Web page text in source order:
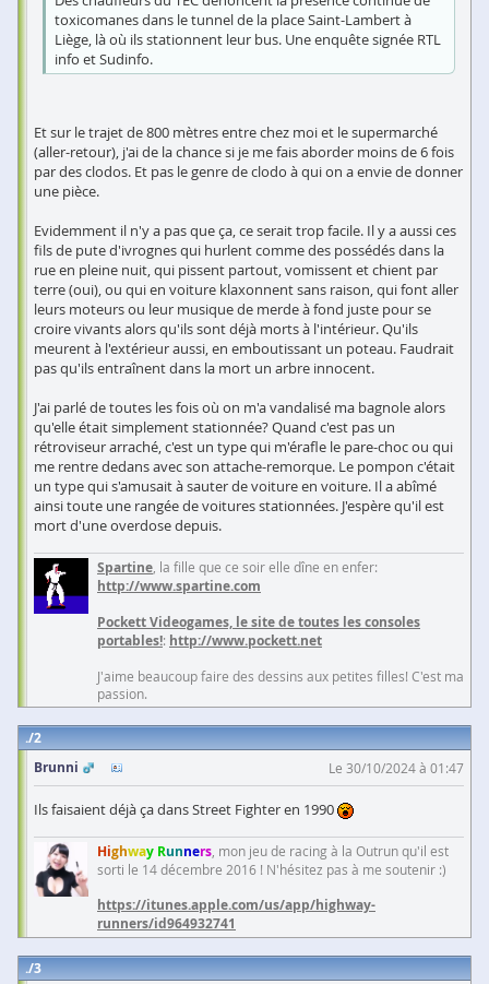
toxicomanes dans le tunnel de la place Saint-Lambert à
Liège, là où ils stationnent leur bus. Une enquête signée RTL
info et Sudinfo.
Et sur le trajet de 800 mètres entre chez moi et le supermarché
(aller-retour), j'ai de la chance si je me fais aborder moins de 6 fois
par des clodos. Et pas le genre de clodo à qui on a envie de donner
une pièce.
Evidemment il n'y a pas que ça, ce serait trop facile. Il y a aussi ces
fils de pute d'ivrognes qui hurlent comme des possédés dans la
rue en pleine nuit, qui pissent partout, vomissent et chient par
terre (oui), ou qui en voiture klaxonnent sans raison, qui font aller
leurs moteurs ou leur musique de merde à fond juste pour se
croire vivants alors qu'ils sont déjà morts à l'intérieur. Qu'ils
meurent à l'extérieur aussi, en emboutissant un poteau. Faudrait
pas qu'ils entraînent dans la mort un arbre innocent.
J'ai parlé de toutes les fois où on m'a vandalisé ma bagnole alors
qu'elle était simplement stationnée? Quand c'est pas un
rétroviseur arraché, c'est un type qui m'érafle le pare-choc ou qui
me rentre dedans avec son attache-remorque. Le pompon c'était
un type qui s'amusait à sauter de voiture en voiture. Il a abîmé
ainsi toute une rangée de voitures stationnées. J'espère qu'il est
mort d'une overdose depuis.
Spartine , la fille que ce soir elle dîne en enfer:
http://www.spartine.com
Pockett Videogames, le site de toutes les consoles
portables!: http://www.pockett.net
J'aime beaucoup faire des dessins aux petites filles! C'est ma
passion.
2
Brunni
Le 30/10/2024 à 01:47
Ils faisaient déjà ça dans Street Fighter en 1990
Highway Runners , mon jeu de racing à la Outrun qu'il est
sorti le 14 décembre 2016 ! N'hésitez pas à me soutenir :)
https://itunes.apple.com/us/app/highway-
runners/id964932741
3